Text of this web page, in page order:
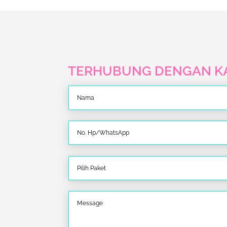
TERHUBUNG DENGAN